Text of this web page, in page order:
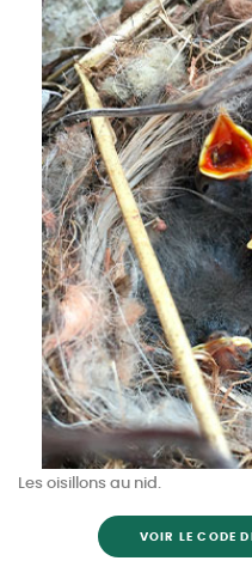
Les oisillons au nid.
VOIR LE CODE